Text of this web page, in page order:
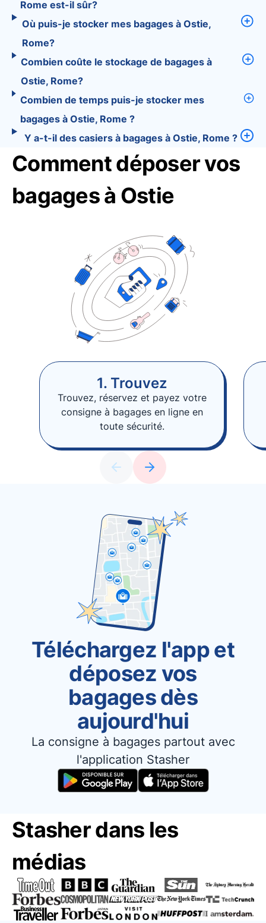
Rome est-il sûr?
Où puis-je stocker mes bagages à Ostie,
Rome?
Combien coûte le stockage de bagages à
Ostie, Rome?
Combien de temps puis-je stocker mes
bagages à Ostie, Rome ?
Y a-t-il des casiers à bagages à Ostie, Rome ?
Comment déposer vos
bagages à Ostie
1. Trouvez
Trouvez, réservez et payez votre
consigne à bagages en ligne en
toute sécurité.
Téléchargez l'app et
déposez vos
bagages dès
aujourd'hui
La consigne à bagages partout avec
l'application Stasher
Stasher dans les
médias